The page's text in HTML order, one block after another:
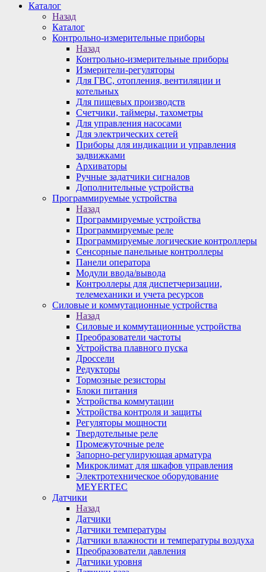
Каталог
Назад
Каталог
Контрольно-измерительные приборы
Назад
Контрольно-измерительные приборы
Измерители-регуляторы
Для ГВС, отопления, вентиляции и
котельных
Для пищевых производств
Счетчики, таймеры, тахометры
Для управления насосами
Для электрических сетей
Приборы для индикации и управления
задвижками
Архиваторы
Ручные задатчики сигналов
Дополнительные устройства
Программируемые устройства
Назад
Программируемые устройства
Программируемые реле
Программируемые логические контроллеры
Сенсорные панельные контроллеры
Панели оператора
Модули ввода/вывода
Контроллеры для диспетчеризации,
телемеханики и учета ресурсов
Силовые и коммутационные устройства
Назад
Силовые и коммутационные устройства
Преобразователи частоты
Устройства плавного пуска
Дроссели
Редукторы
Тормозные резисторы
Блоки питания
Устройства коммутации
Устройства контроля и защиты
Регуляторы мощности
Твердотельные реле
Промежуточные реле
Запорно-регулирующая арматура
Микроклимат для шкафов управления
Электротехническое оборудование
MEYERTEC
Датчики
Назад
Датчики
Датчики температуры
Датчики влажности и температуры воздуха
Преобразователи давления
Датчики уровня